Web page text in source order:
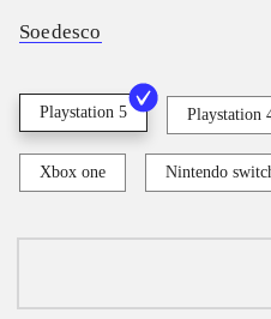
Soedesco
Playstation 5 Playstation
Xbox one Nintendo